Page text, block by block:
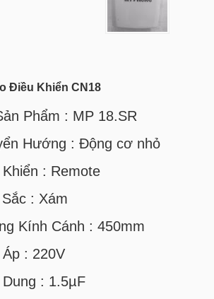
Điều Khiển CN18
Phẩm : MP 18.SR
Hướng : Động cơ nhỏ
: Remote
: Xám
Kính Cánh : 450mm
: 220V
: 1.5µF